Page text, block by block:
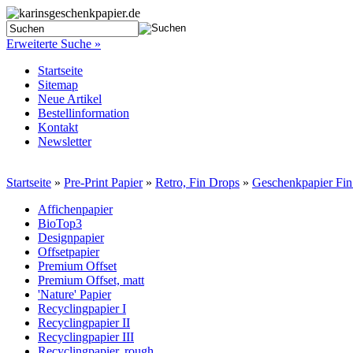
Erweiterte Suche »
Startseite
Sitemap
Neue Artikel
Bestellinformation
Kontakt
Newsletter
Startseite » Pre-Print Papier» Retro, Fin Drops » Geschenkpapier
Affichenpapier
BioTop3
Designpapier
Offsetpapier
Premium Offset
Premium Offset, matt
'Nature' Papier
Recyclingpapier I
Recyclingpapier II
Recyclingpapier III